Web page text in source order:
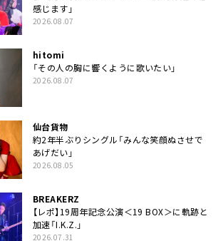
感じます」
2026.08.07
hitomi
「その人の胸に響くように歌いたい」
2026.08.07
仙台貨物
約2年半ぶりシングル「みんな笑顔ぬさせで
あげだい」
2026.08.05
BREAKERZ
【レポ】19周年記念公演＜19 BOX＞に軌跡と
加速「I.K.Z.」
2026.07.31